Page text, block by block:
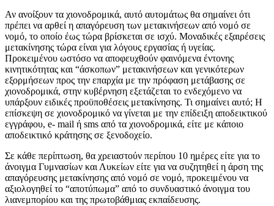
Αν ανοίξουν τα χιονοδρομικά, αυτό αυτομάτως θα σημαίνει ότι
πρέπει να αρθεί η απαγόρευση των μετακινήσεων από νομό σε
νομό, το οποίο έως τώρα βρίσκεται σε ισχύ. Μοναδικές εξαιρέσεις
μετακίνησης τώρα είναι για λόγους εργασίας ή υγείας.
Προκειμένου ωστόσο να αποφευχθούν φαινόμενα έντονης
κινητικότητας και “άσκοπων” μετακινήσεων και γενικότερων
εξορμήσεων προς την επαρχία με την πρόφαση μετάβασης σε
χιονοδρομικά, στην κυβέρνηση εξετάζεται το ενδεχόμενο να
υπάρξουν ειδικές προϋποθέσεις μετακίνησης. Τι σημαίνει αυτό; Η
επίσκεψη σε χιονοδρομικό να γίνεται με την επίδειξη αποδεικτικού
εγγράφου, e- mail ή sms από τα χιονοδρομικά, είτε με κάποιο
αποδεικτικό κράτησης σε ξενοδοχείο.
Σε κάθε περίπτωση, θα χρειαστούν περίπου 10 ημέρες είτε για το
άνοιγμα Γυμνασίων και Λυκείων είτε για να συζητηθεί η άρση της
απαγόρευσης μετακίνησης από νομό σε νομό, προκειμένου να
αξιολογηθεί το “αποτύπωμα” από το συνδυαστικό άνοιγμα του
λιανεμπορίου και της πρωτοβάθμιας εκπαίδευσης.